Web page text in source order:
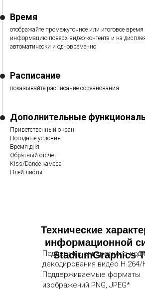
Время
отображайте промежуточное или итоговое
информацию поверх видео-контента и на
автоматически и одновременно
Расписание
показывайте расписание соревнования
Дополнительные
Приветственный экран
Погодные условия
Время дня
Обратный отсчет
Kiss/Dance камера
Плей-листы
Технические
информационной
StadiumGraphics
Поддержка аппаратного
декодирования видео H.264/
Поддерживаемые форматы
изображений PNG, JPEG*